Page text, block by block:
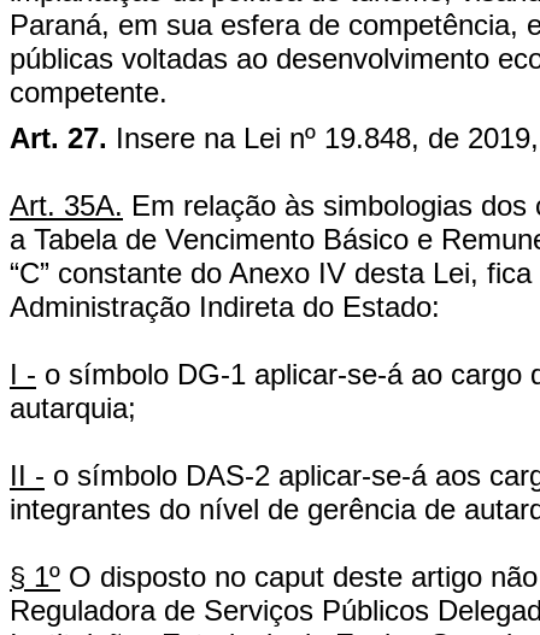
Paraná, em sua esfera de competência,
públicas voltadas ao desenvolvimento
competente.
Art. 27. Insere na Lei nº 19.848, de
Art. 35A. Em relação às simbologias
a Tabela de Vencimento Básico e
“C” constante do Anexo IV desta Lei,
Administração Indireta do Estado:
I - o símbolo DG-1 aplicar-se-á ao cargo
autarquia;
II - o símbolo DAS-2 aplicar-se-á aos
integrantes do nível de gerência de
§ 1º O disposto no caput deste artigo
Reguladora de Serviços Públicos